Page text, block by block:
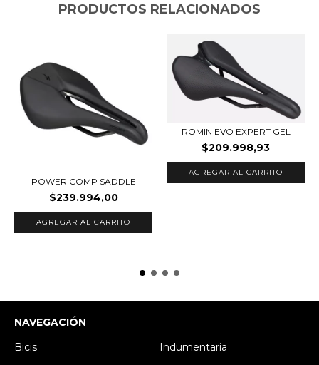
PRODUCTOS RELACIONADOS
POWER COMP SADDLE
$239.994,00
AGREGAR AL CARRITO
ROMIN EVO EXPERT GEL
$209.998,93
AGREGAR AL CARRITO
NAVEGACIÓN
Bicis
Indumentaria